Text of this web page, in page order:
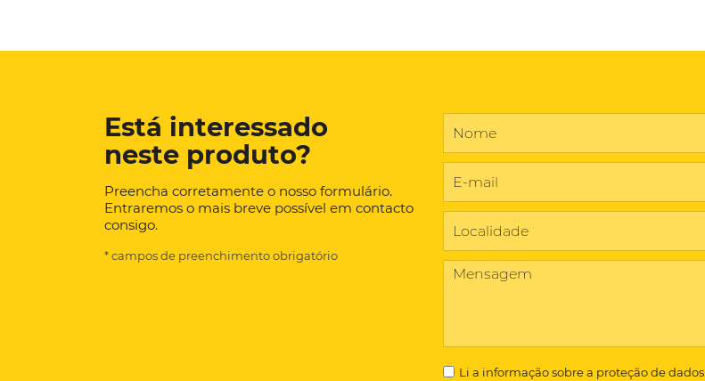
Está interessado
neste produto?
Preencha corretamente o nosso formulário.
Entraremos o mais breve possível em contacto
consigo.
* campos de preenchimento obrigatório
Li a informação sobre a proteção de dados